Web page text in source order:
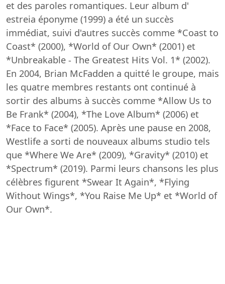
et des paroles romantiques. Leur album d'
estreia éponyme (1999) a été un succès
immédiat, suivi d'autres succès comme *Coast to
Coast* (2000), *World of Our Own* (2001) et
*Unbreakable - The Greatest Hits Vol. 1* (2002).
En 2004, Brian McFadden a quitté le groupe, mais
les quatre membres restants ont continué à
sortir des albums à succès comme *Allow Us to
Be Frank* (2004), *The Love Album* (2006) et
*Face to Face* (2005). Après une pause en 2008,
Westlife a sorti de nouveaux albums studio tels
que *Where We Are* (2009), *Gravity* (2010) et
*Spectrum* (2019). Parmi leurs chansons les plus
célèbres figurent *Swear It Again*, *Flying
Without Wings*, *You Raise Me Up* et *World of
Our Own*.